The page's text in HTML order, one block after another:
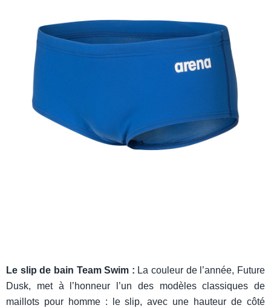
Le slip de bain Team Swim : La couleur de l’année, Future
Dusk, met à l’honneur l’un des modèles classiques de
maillots pour homme : le slip, avec une hauteur de côté